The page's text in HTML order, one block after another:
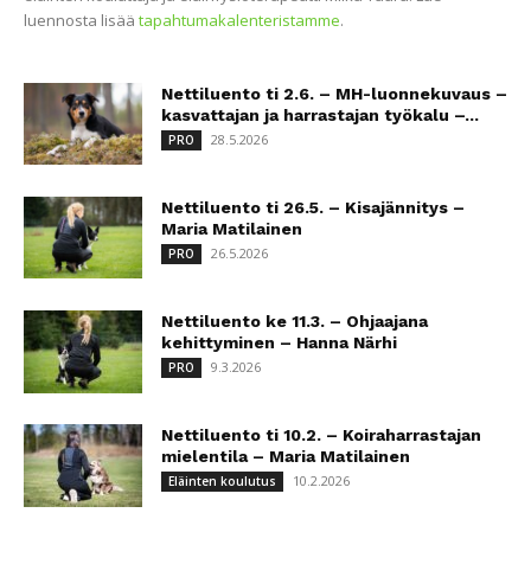
luennosta lisää tapahtumakalenteristamme.
Nettiluento ti 2.6. – MH-luonnekuvaus –
kasvattajan ja harrastajan työkalu –...
PRO 28.5.2026
Nettiluento ti 26.5. – Kisajännitys –
Maria Matilainen
PRO 26.5.2026
Nettiluento ke 11.3. – Ohjaajana
kehittyminen – Hanna Närhi
PRO 9.3.2026
Nettiluento ti 10.2. – Koiraharrastajan
mielentila – Maria Matilainen
Eläinten koulutus 10.2.2026